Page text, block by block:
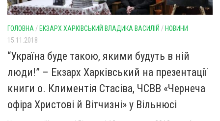
ГОЛОВНА / ЕКЗАРХ ХАРКІВСЬКИЙ ВЛАДИКА ВАСИЛІЙ / НОВИНИ
15.11.2018
“Україна буде такою, якими будуть в ній
люди!” – Екзарх Харківський на презентації
книги о. Климентія Стасіва, ЧСВВ «Чернеча
офіра Христові й Вітчизні» у Вільнюсі